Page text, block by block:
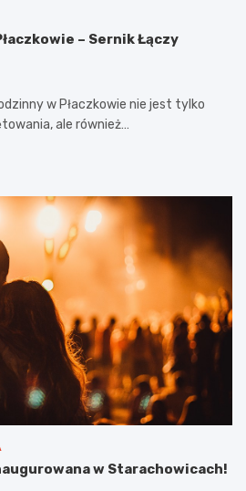
– Sernik Łączy
w Płaczkowie nie jest tylko
ale również…
w Starachowicach!